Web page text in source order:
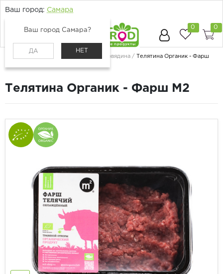
Ваш город: Самара
Ваш город Самара?
ДА НЕТ
0 0
Говядина
Телятина Органик - Фарш
Телятина Органик - Фарш М2